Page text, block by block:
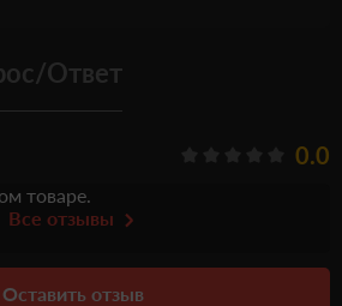
Ответ
0.0
товаре.
Все отзывы
Оставить отзыв